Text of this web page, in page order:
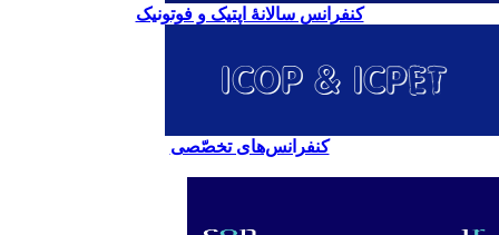
کنفرانس سالانۀ اپتیک و فوتونیک
کنفرانس‌های تخصّصی